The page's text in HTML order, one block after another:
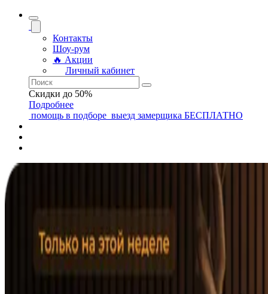
Контакты
Шоу-рум
🔥 Акции
Личный кабинет
Скидки до 50%
Подробнее
помощь в подборе выезд замерщика БЕСПЛАТНО